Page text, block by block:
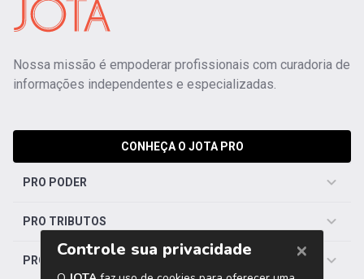
Nossa missão é empoderar profissionais com curadoria de
informações independentes e especializadas.
CONHEÇA O JOTA PRO
PRO PODER
PRO TRIBUTOS
PRO TRABALHISTA